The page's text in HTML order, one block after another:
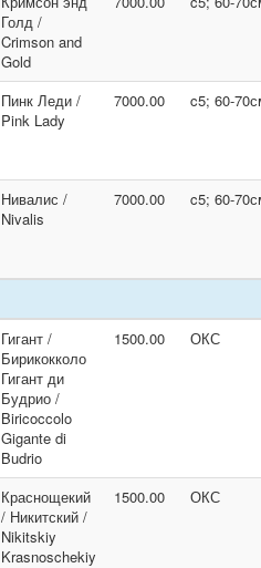
Голд /
Crimson and
Gold
Пинк Леди /
Pink Lady
7000.00 c5; 60-
Нивалис /
Nivalis
7000.00 c5; 60-
Гигант /
Бирикокколо
Гигант ди
Будрио /
Biricoccolo
Gigante di
Budrio
1500.00 ОКС
Краснощекий
/ Никитский /
Nikitskiy
Krasnoschekiy
1500.00 ОКС